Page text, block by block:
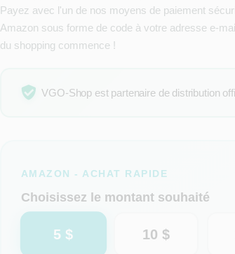
Payez avec l'un de nos moyens de paiement
Amazon sous forme de code à votre adresse e-
du shopping commence !
VGO-Shop est partenaire de distribution
AMAZON - ACHAT RAPIDE
Choisissez le montant souhaité
5 $ 10 $